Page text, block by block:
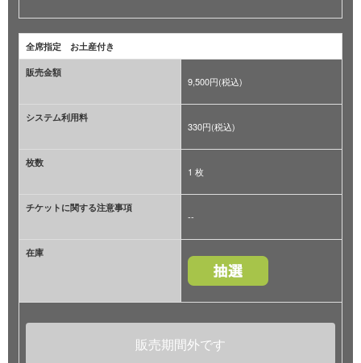
全席指定 お土産付き
販売金額
9,500円(税込)
システム利用料
330円(税込)
枚数
1 枚
チケットに関する注意事項
--
在庫
販売期間外です